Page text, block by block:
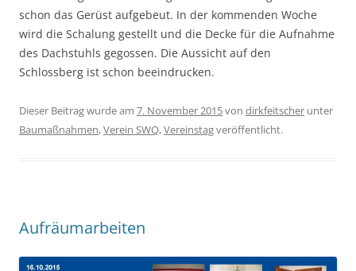
schon das Gerüst aufgebeut. In der kommenden Woche
wird die Schalung gestellt und die Decke für die Aufnahme
des Dachstuhls gegossen. Die Aussicht auf den
Schlossberg ist schon beeindrucken.
Dieser Beitrag wurde am 7. November 2015von dirkfeitscher unter
Baumaßnahmen,Verein SWQ,Vereinstagveröffentlicht.
Aufräumarbeiten